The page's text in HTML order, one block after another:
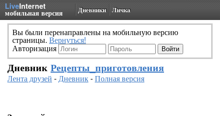
LiveInternet
мобильная версия Дневники Личка
Вы были перенаправлены на мобильную версию
страницы. Вернуться!
Авторизация
Дневник Рецепты_приготовления
Лента друзей -Дневник-Полная версия